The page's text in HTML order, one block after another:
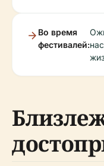
Во время
фестивалей: